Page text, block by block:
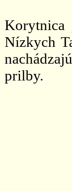
Nízkych
prilby.